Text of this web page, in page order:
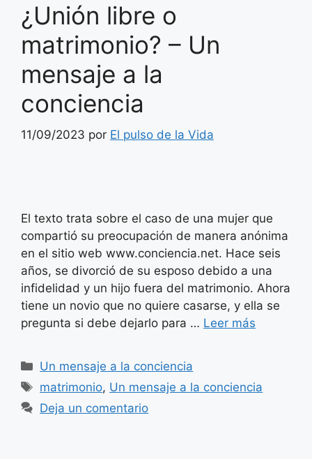
¿Unión libre o
matrimonio? – Un
mensaje a la
conciencia
11/09/2023 por El pulso de la Vida
El texto trata sobre el caso de una mujer que
compartió su preocupación de manera anónima
en el sitio web www.conciencia.net. Hace seis
años, se divorció de su esposo debido a una
infidelidad y un hijo fuera del matrimonio. Ahora
tiene un novio que no quiere casarse, y ella se
pregunta si debe dejarlo para … Leer más
Categorías
Un mensaje a la conciencia
Etiquetas
matrimonio, Un mensaje a la conciencia
Deja un comentario